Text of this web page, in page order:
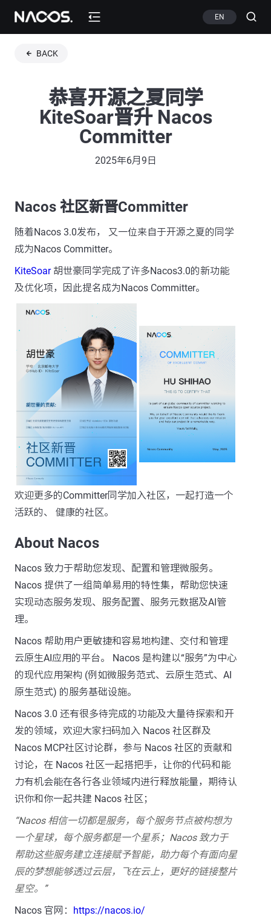
EN
BACK
恭喜开源之夏同学
KiteSoar晋升 Nacos
Committer
2025年6月9日
Nacos 社区新晋Committer
随着Nacos 3.0发布， 又一位来自于开源之夏的同学
成为Nacos Committer。
KiteSoar胡世豪同学完成了许多Nacos3.0的新功能
及优化项，因此提名成为Nacos Committer。
欢迎更多的Committer同学加入社区，一起打造一个
活跃的、 健康的社区。
About Nacos
Nacos 致力于帮助您发现、配置和管理微服务。
Nacos 提供了一组简单易用的特性集，帮助您快速
实现动态服务发现、服务配置、服务元数据及AI管
理。
Nacos 帮助用户更敏捷和容易地构建、交付和管理
云原生AI应用的平台。 Nacos 是构建以“服务”为中心
的现代应用架构 (例如微服务范式、云原生范式、AI
原生范式) 的服务基础设施。
Nacos 3.0 还有很多待完成的功能及大量待探索和开
发的领域，欢迎大家扫码加入 Nacos 社区群及
Nacos MCP社区讨论群，参与 Nacos 社区的贡献和
讨论，在 Nacos 社区一起搭把手，让你的代码和能
力有机会能在各行各业领域内进行释放能量，期待认
识你和你一起共建 Nacos 社区；
“Nacos 相信一切都是服务，每个服务节点被构想为
一个星球，每个服务都是一个星系；Nacos 致力于
帮助这些服务建立连接赋予智能，助力每个有面向星
辰的梦想能够透过云层，飞在云上，更好的链接整片
星空。”
Nacos 官网： https://nacos.io/